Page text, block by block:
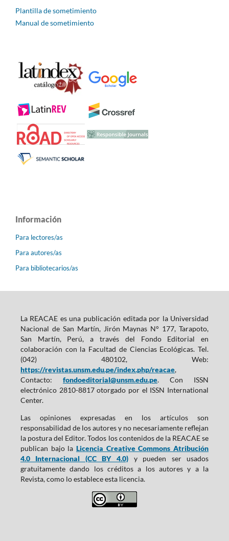
Plantilla de sometimiento
Manual de sometimiento
Información
Para lectores/as
Para autores/as
Para bibliotecarios/as
La REACAE es una publicación editada por la Universidad
Nacional de San Martín, Jirón Maynas N° 177, Tarapoto,
San Martín, Perú, a través del Fondo Editorial en
colaboración con la Facultad de Ciencias Ecológicas. Tel.
(042) 480102, Web:
https://revistas.unsm.edu.pe/index.php/reacae,
Contacto: fondoeditorial@unsm.edu.pe. Con ISSN
electrónico 2810-8817 otorgado por el ISSN International
Center.
Las opiniones expresadas en los artículos son
responsabilidad de los autores y no necesariamente reflejan
la postura del Editor. Todos los contenidos de la REACAE se
publican bajo la Licencia Creative Commons Atribución
4.0 Internacional (CC BY 4.0) y pueden ser usados
gratuitamente dando los créditos a los autores y a la
Revista, como lo establece esta licencia.